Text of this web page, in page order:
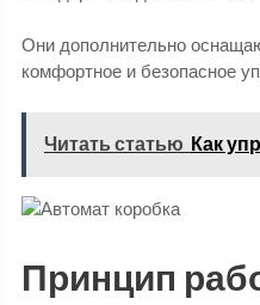
Они дополнительно
комфортное и безопасное
Читать статью Как
Принцип